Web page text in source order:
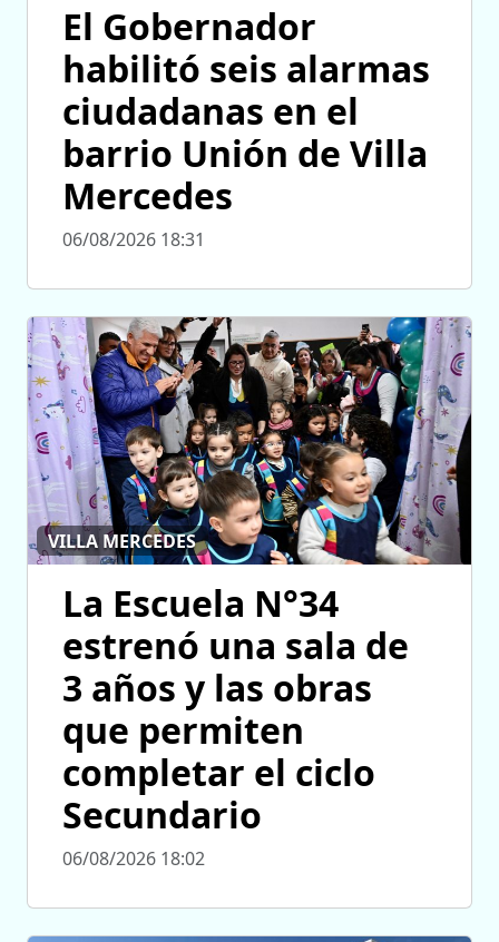
El Gobernador
habilitó seis alarmas
ciudadanas en el
barrio Unión de Villa
Mercedes
06/08/2026 18:31
VILLA MERCEDES
La Escuela N°34
estrenó una sala de
3 años y las obras
que permiten
completar el ciclo
Secundario
06/08/2026 18:02